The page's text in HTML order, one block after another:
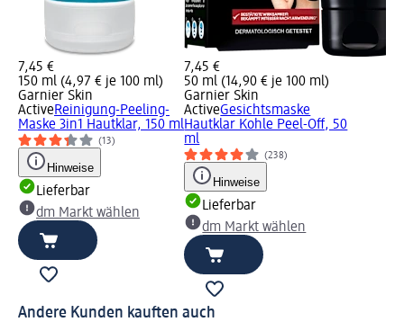
7,45 €
150 ml (4,97 € je 100 ml)
Garnier Skin
ActiveReinigung-Peeling-
Maske 3in1 Hautklar, 150 ml
(13)
Hinweise
Lieferbar
dm Markt wählen
7,45 €
50 ml (14,90 € je 100 ml)
Garnier Skin
ActiveGesichtsmaske
Hautklar Kohle Peel-Off, 50
ml
(238)
Hinweise
Lieferbar
dm Markt wählen
Andere Kunden kauften auch